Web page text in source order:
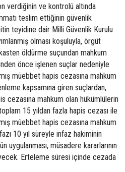
verdiğinin ve kontrolü altında
teslim ettiğinin güvenlik
teyidine dair Milli Güvenlik Kurulu
olması koşuluyla, örgüt
öldürme suçundan mahkum
önce işlenen suçlar nedeniyle
müebbet hapis cezasına mahkum
kapsamına giren suçlardan,
cezasına mahkum olan hükümlülerin
15 yıldan fazla hapis cezası ile
müebbet hapis cezasına mahkum
10 yıl süreyle infaz hakiminin
uygulanması, müsadere kararlarının
Erteleme süresi içinde cezada